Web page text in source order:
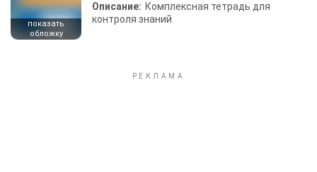
показать
обложку
Описание: Комплексная тетрадь для
контроля знаний